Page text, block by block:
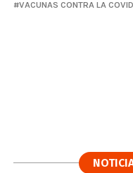
VACUNAS CONTRA LA